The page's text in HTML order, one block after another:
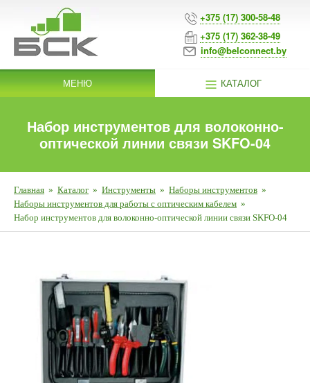
+375 (17) 300-58-48
+375 (17) 362-38-49
info@belconnect.by
МЕНЮ КАТАЛОГ
Набор инструментов для волоконно-
оптической линии связи SKFO-04
Главная » Каталог » Инструменты » Наборы инструментов »
Наборы инструментов для работы с оптическим кабелем »
Набор инструментов для волоконно-оптической линии связи SKFO-04